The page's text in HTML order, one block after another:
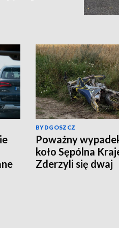
BYDGOSZCZ
Poważny
koło Sępólna
Zderzyli się dwaj